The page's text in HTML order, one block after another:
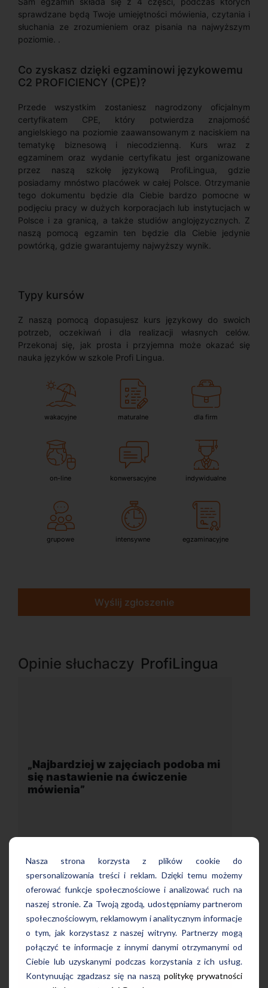
Nasza strona korzysta z plików cookie do
spersonalizowania treści i reklam. Dzięki temu możemy
oferować funkcje społecznościowe i analizować ruch na
naszej stronie. Za Twoją zgodą, udostępniamy partnerom
społecznościowym, reklamowym i analitycznym informacje
o tym, jak korzystasz z naszej witryny. Partnerzy mogą
połączyć te informacje z innymi danymi otrzymanymi od
Ciebie lub uzyskanymi podczas korzystania z ich usług.
Kontynuując zgadzasz się na nasząpolitykę prywatności
sprawdzane będą Twoje umiejętności mówienia, czytania i
słuchania ze zrozumieniem oraz pisania na najwyższym
poziomie. .
Co zyskasz dzięki egzaminowi językowemu
C2 PROFICIENCY (CPE)?
Przede wszystkim zostaniesz nagrodzony oficjalnym
certyfikatem CPE, który potwierdza znajomość
angielskiego na poziomie zaawansowanym z naciskiem na
tematykę biznesową i niecodzienną. Kurs wraz z
egzaminem oraz wydanie certyfikatu jest organizowane
przez naszą szkołę językową ProfiLingua, gdzie
posiadamy mnóstwo placówek w całej Polsce. Otrzymanie
tego dokumentu będzie dla Ciebie bardzo pomocne w
podjęciu pracy w dużych korporacjach lub instytucjach w
Polsce i za granicą, a także studiów anglojęzycznych. Z
naszą pomocą egzamin ten będzie dla Ciebie jedynie
powtórką, gdzie gwarantujemy najwyższy wynik.
Typy kursów
Z naszą pomocą dopasujesz kurs językowy do swoich
potrzeb, oczekiwań i dla realizacji własnych celów.
Przekonaj się, jak prosta i przyjemna może okazać się
nauka języków w szkole Profi Lingua.
wakacyjne maturalne dla firm
on-line konwersacyjne indywidualne
grupowe intensywne egzaminacyjne
Wyślij zgłoszenie
Opinie słuchaczy ProfiLingua
podoba mi
mi się
mówienia.
naturalny
co
„Wygodna, nowoczesna
położona w dogodnej
Uczę się w tej szkole od 4 lat i
bardzo zadowolona. Zajęcia z
wygodna, nowoczesna szkoła
w dogodnej lokalizacji, bo tuż przy
wyjściu z metra, mili pracownicy,
bardzo konkurencyjna cena kursu i